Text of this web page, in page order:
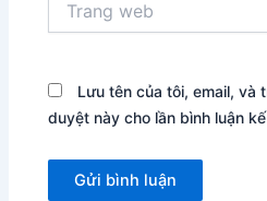
web
Lưu tên của tôi, email, và
duyệt này cho lần bình luận